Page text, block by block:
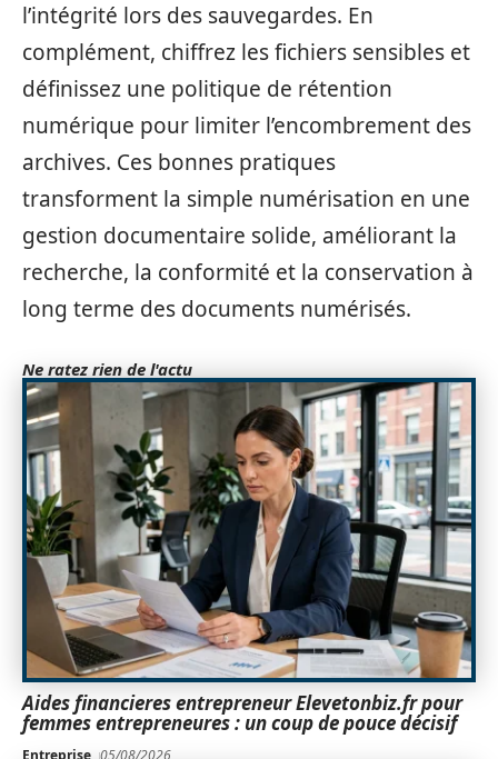
l’intégrité lors des sauvegardes. En
complément, chiffrez les fichiers sensibles et
définissez une politique de rétention
numérique pour limiter l’encombrement des
archives. Ces bonnes pratiques
transforment la simple numérisation en une
gestion documentaire solide, améliorant la
recherche, la conformité et la conservation à
long terme des documents numérisés.
Ne ratez rien de l'actu
Aides financieres entrepreneur Elevetonbiz.fr pour
femmes entrepreneures : un coup de pouce décisif
Entreprise 05/08/2026